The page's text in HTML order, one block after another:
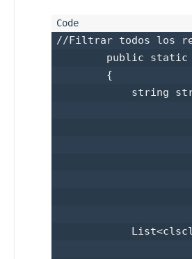
//Filtrar todos los
public
        {
string